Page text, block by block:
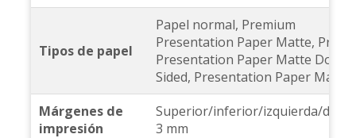
Tipos de papel
Papel normal, Premium
Presentation Paper Matte,
Presentation Paper Matte
Sided, Presentation Paper Matte
Márgenes de
impresión
Superior/inferior/izquierda/
3 mm